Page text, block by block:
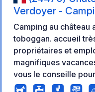
Verdoyer -
Camping au château
toboggan. accueil
propriétaires et
magnifiques
vous le conseille
famille. camping-